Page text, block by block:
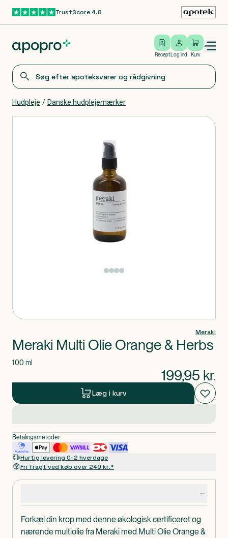
Gå til hovedindholdTrustScore 4.8
Recept
Log ind
Log ind Kurv
Open/close menu
Hudpleje / Danske hudplejemærker
Forkæl din krop med denne økologisk certificeret og
nærende multiolie fra Meraki med Multi Olie Orange &
Meraki
Meraki Multi Olie Orange & Herbs
100 ml
199,95 kr.
Læg i kurv
Betalingsmetoder:
Hurtig levering 0-2 hverdage
Fri fragt ved køb over 249 kr.*